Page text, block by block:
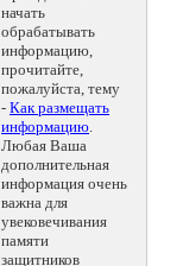
начать
обрабатывать
информацию,
прочитайте,
пожалуйста, тему
- Как размещать
информацию.
Любая Ваша
дополнительная
информация очень
важна для
увековечивания
памяти
защитников